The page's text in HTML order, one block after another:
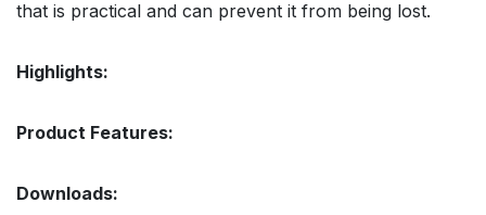
that is practical and can prevent it from being lost.
Highlights:
Product Features:
Downloads: